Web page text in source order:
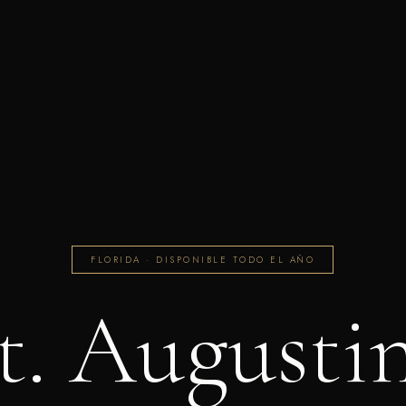
FLORIDA · DISPONIBLE TODO EL AÑO